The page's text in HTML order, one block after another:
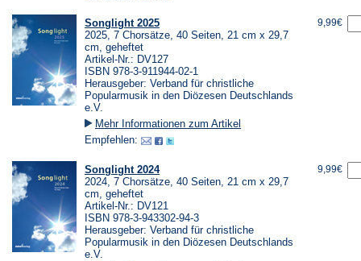
Songlight 2025
2025, 7 Chorsätze, 40 Seiten, 21 cm x 29,7
cm, geheftet
Artikel-Nr.: DV127
ISBN 978-3-911944-02-1
Herausgeber: Verband für christliche
Popularmusik in den Diözesen Deutschlands
e.V.
Mehr Informationen zum Artikel
Empfehlen:
9,99€
Songlight 2024
2024, 7 Chorsätze, 40 Seiten, 21 cm x 29,7
cm, geheftet
Artikel-Nr.: DV121
ISBN 978-3-943302-94-3
Herausgeber: Verband für christliche
Popularmusik in den Diözesen Deutschlands
e.V.
9,99€